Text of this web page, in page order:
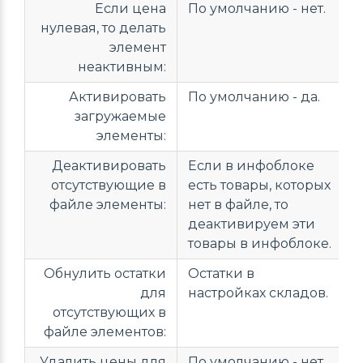
Если цена
нулевая, то делать
элемент
неактивным:
По умолчанию - нет.
Активировать
загружаемые
элементы:
По умолчанию - да.
Деактивировать
отсутствующие в
файле элементы:
Если в инфоблоке
есть товары, которых
нет в файле, то
деактивируем эти
товары в инфоблоке.
Обнулить остатки
для
отсутствующих в
файле элементов:
Остатки в
настройках складов.